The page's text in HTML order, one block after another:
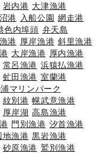
岩内港 大津漁港
港 入船公園 網走港
色内埠頭 弁天島
港 厚岸漁港 斜里漁港
大岸漁港 厚内漁港
常呂漁港 浜猿払漁港
虻田漁港 室蘭港
マリンパーク
紋別港 幌武意漁港
厚岸湖 高島漁港
門別漁港 汐首漁港
地漁港 黒岩漁港
砂原漁港 鷲別漁港